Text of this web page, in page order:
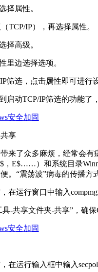
择属性。
TCP/IP），再选择属性。
择高级。
里边选择选项。
筛选，点击属性即可进行
启动TCP/IP筛选的功能了
享
来了众多麻烦，经常会有
，E$……）和系统目录
。“震荡波”病毒的传播方
在运行窗口中输入
-共享文件夹-共享”，确保
在运行输入框中输入